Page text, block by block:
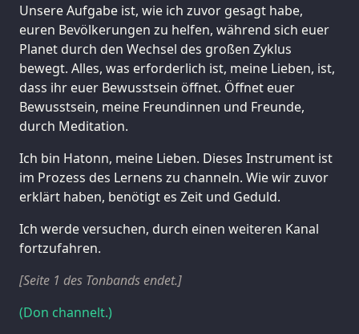
Unsere Aufgabe ist, wie ich zuvor gesagt habe,
euren Bevölkerungen zu helfen, während sich euer
Planet durch den Wechsel des großen Zyklus
bewegt. Alles, was erforderlich ist, meine Lieben, ist,
dass ihr euer Bewusstsein öffnet. Öffnet euer
Bewusstsein, meine Freundinnen und Freunde,
durch Meditation.
Ich bin Hatonn, meine Lieben. Dieses Instrument ist
im Prozess des Lernens zu channeln. Wie wir zuvor
erklärt haben, benötigt es Zeit und Geduld.
Ich werde versuchen, durch einen weiteren Kanal
fortzufahren.
[Seite 1 des Tonbands endet.]
(Don channelt.)